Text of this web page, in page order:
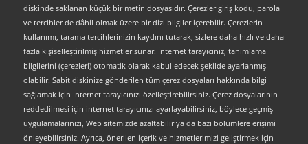
diskinde saklanan küçük bir metin dosyasıdır. Çerezler giriş kodu, parola
ve tercihler de dâhil olmak üzere bir dizi bilgiler içerebilir. Çerezlerin
kullanımı, tarama tercihlerinizin kaydını tutarak, sizlere daha hızlı ve daha
fazla kişiselleştirilmiş hizmetler sunar. İnternet tarayıcınız, tanımlama
bilgilerini (çerezleri) otomatik olarak kabul edecek şekilde ayarlanmış
olabilir. Sabit diskinize gönderilen tüm çerez dosyaları hakkında bilgi
sağlamak için İnternet tarayıcınızı özelleştirebilirsiniz. Çerez dosyalarının
reddedilmesi için internet tarayıcınızı ayarlayabilirsiniz, böylece geçmiş
uygulamalarınızı, Web sitemizde azaltabilir ya da bazı bölümlere erişimi
önleyebilirsiniz. Ayrıca, önerilen içerik ve hizmetlerimizi geliştirmek için